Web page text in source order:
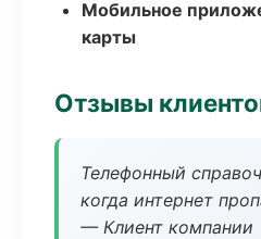
Мобильное
карты
Отзывы
Телефонный
когда интернет
— Клиент компании